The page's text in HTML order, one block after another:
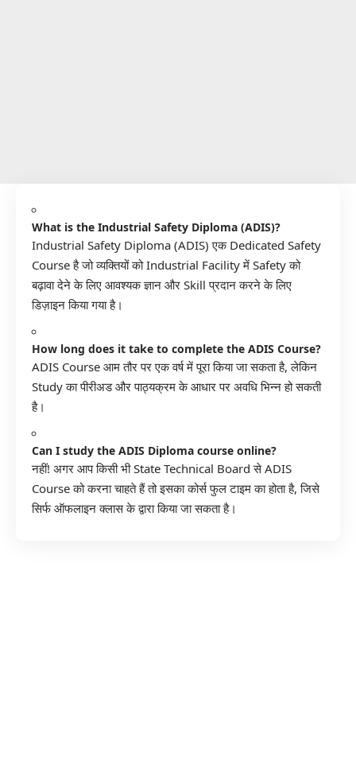
What is the Industrial Safety Diploma (ADIS)?
Industrial Safety Diploma (ADIS) एक Dedicated Safety
Course है जो व्यक्तियों को Industrial Facility में Safety को
बढ़ावा देने के लिए आवश्यक ज्ञान और Skill प्रदान करने के लिए
डिज़ाइन किया गया है।
How long does it take to complete the ADIS Course?
ADIS Course आम तौर पर एक वर्ष में पूरा किया जा सकता है, लेकिन
Study का पीरीअड और पाठ्यक्रम के आधार पर अवधि भिन्न हो सकती
है।
Can I study the ADIS Diploma course online?
नहीं! अगर आप किसी भी State Technical Board से ADIS
Course को करना चाहते हैं तो इसका कोर्स फुल टाइम का होता है, जिसे
सिर्फ ऑफलाइन क्लास के द्वारा किया जा सकता है।